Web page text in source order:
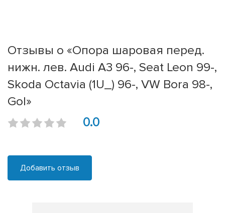
Отзывы о «Опора шаровая перед.
нижн. лев. Audi A3 96-, Seat Leon 99-,
Skoda Octavia (1U_) 96-, VW Bora 98-,
Gol»
0.0
Добавить отзыв